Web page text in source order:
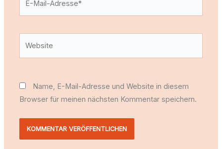
Name, E-Mail-Adresse und Website in diesem
Browser für meinen nächsten Kommentar speichern.